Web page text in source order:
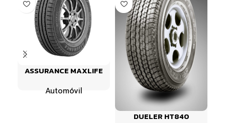
ASSURANCE MAXLIFE
Automóvil
DUELER HT840